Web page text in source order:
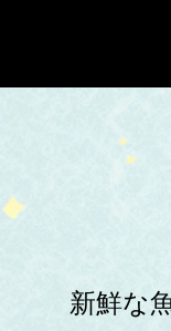
新鮮な